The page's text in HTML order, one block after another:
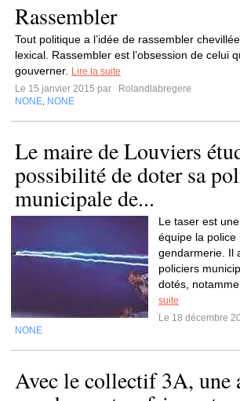
Rassembler
Tout politique a l’idée de rassembler
lexical. Rassembler est l’obsession de celui
gouverner.
Lire la suite
Le 15 janvier 2015 par
Rolandlabregere
NONE NONE
Le maire de Louviers
possibilité de doter sa
municipale de...
Le taser est
équipe la police
gendarmerie. Il
policiers
dotés,
suite
Le 18 décembre
NONE
Avec le collectif 3A, une